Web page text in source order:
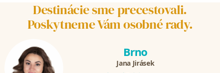
Destinácie sme precestovali.
Poskytneme Vám osobné rady.
Brno
Jana Jirásek